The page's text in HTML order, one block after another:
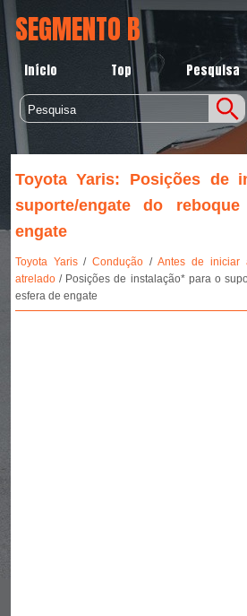
SEGMENTO B
Início Top Pesquisa
Toyota Yaris: Posições de
suporte/engate do
engate
Toyota Yaris/Condução /Antes de iniciar
atrelado/ Posições de instalação* para o
esfera de engate